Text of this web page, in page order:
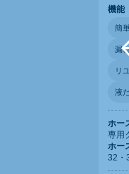
機能
簡
漏
リ
液
ホー
専用
ホー
32・